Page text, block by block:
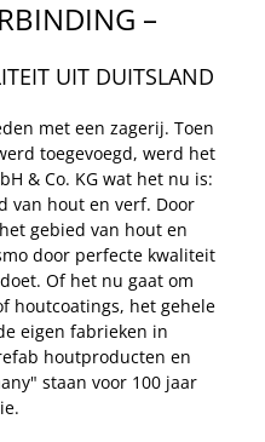
UIT DUITSLAND
met een zagerij. Toen
toegevoegd, werd het
& Co. KG wat het nu is:
van hout en verf. Door
gebied van hout en
door perfecte kwaliteit
Of het nu gaat om
houtcoatings, het gehele
eigen fabrieken in
houtproducten en
staan voor 100 jaar
–